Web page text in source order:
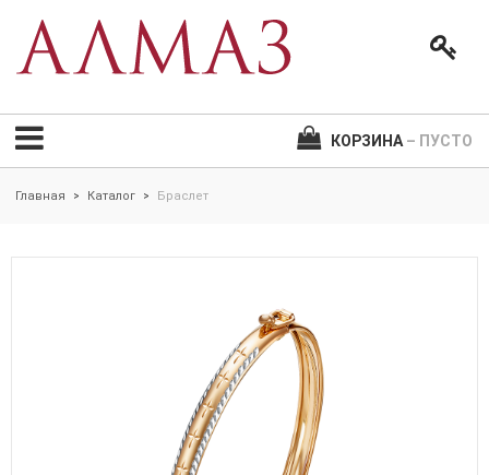
КОРЗИНА – ПУСТО
Главная > Каталог > Браслет